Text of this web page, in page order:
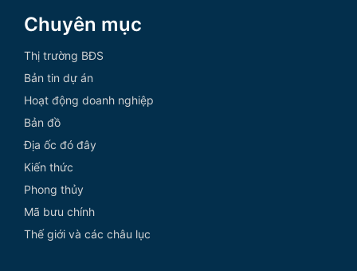
Chuyên mục
Thị trường BĐS
Bản tin dự án
Hoạt động doanh nghiệp
Bản đồ
Địa ốc đó đây
Kiến thức
Phong thủy
Mã bưu chính
Thế giới và các châu lục